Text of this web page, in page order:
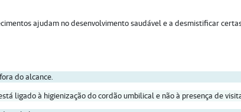
ajudam no desenvolvimento saudável e a desmistificar
do alcance.
ligado à higienização do cordão umbilical e não à presença de